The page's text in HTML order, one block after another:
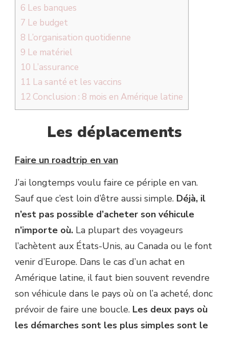
6 Les banques
7 Le budget
8 L’organisation quotidienne
9 Le matériel
10 L’assurance
11 La santé et les vaccins
12 Conclusion : 8 mois en Amérique latine
Les déplacements
Faire un roadtrip en van
J’ai longtemps voulu faire ce périple en van.
Sauf que c’est loin d’être aussi simple. Déjà, il
n’est pas possible d’acheter son véhicule
n’importe où. La plupart des voyageurs
l’achètent aux États-Unis, au Canada ou le font
venir d’Europe. Dans le cas d’un achat en
Amérique latine, il faut bien souvent revendre
son véhicule dans le pays où on l’a acheté, donc
prévoir de faire une boucle. Les deux pays où
les démarches sont les plus simples sont le